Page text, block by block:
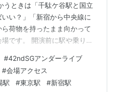
うときは「千駄ケ谷駅と国立
い？」「新宿から中央線に
荷物を持ったまま向かって
です。 開演前に駅や乗り換
会場への移動だけでなく、
で含めて考えておくことが
京体育館の最寄り駅である
#42ndSGアンダーライブ
#会場アクセス
駅 #東京駅 #新宿駅